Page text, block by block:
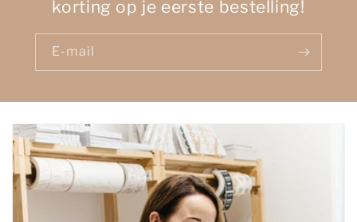
korting op je eerste bestelling!
E‑mail